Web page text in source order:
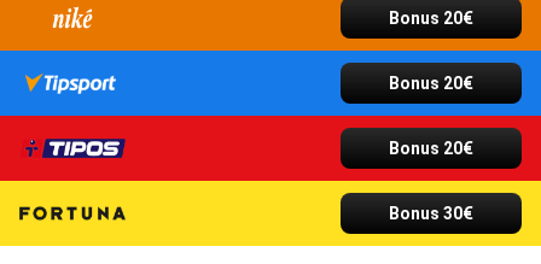
Bonus 20€
Bonus 20€
Bonus 20€
Bonus 30€